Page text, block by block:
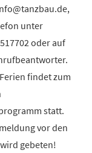
unter
oder auf
findet zum
statt.
vor den
gebeten!